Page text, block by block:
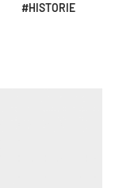
HISTORIE